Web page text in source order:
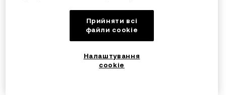
Прийняти всі
файли сookie
Налаштування
cookie